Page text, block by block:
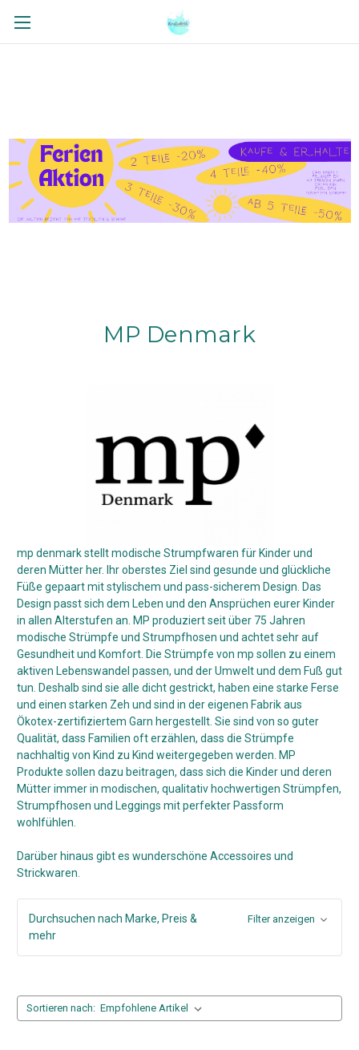
MP Denmark
mp denmark stellt modische Strumpfwaren für Kinder und
deren Mütter her. Ihr oberstes Ziel sind gesunde und glückliche
Füße gepaart mit stylischem und pass-sicherem Design. Das
Design passt sich dem Leben und den Ansprüchen eurer Kinder
in allen Alterstufen an. MP produziert seit über 75 Jahren
modische Strümpfe und Strumpfhosen und achtet sehr auf
Gesundheit und Komfort. Die Strümpfe von mp sollen zu einem
aktiven Lebenswandel passen, und der Umwelt und dem Fuß gut
tun. Deshalb sind sie alle dicht gestrickt, haben eine starke Ferse
und einen starken Zeh und sind in der eigenen Fabrik aus
Ökotex-zertifiziertem Garn hergestellt. Sie sind von so guter
Qualität, dass Familien oft erzählen, dass die Strümpfe
nachhaltig von Kind zu Kind weitergegeben werden. MP
Produkte sollen dazu beitragen, dass sich die Kinder und deren
Mütter immer in modischen, qualitativ hochwertigen Strümpfen,
Strumpfhosen und Leggings mit perfekter Passform
wohlfühlen.
Darüber hinaus gibt es wunderschöne Accessoires und
Strickwaren.
Durchsuchen nach Marke, Preis &
mehr
Filter anzeigen
Sortieren nach: